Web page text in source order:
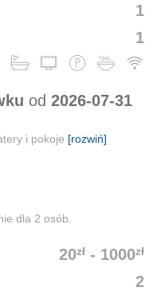
1
1
od 2026-07-31
i pokoje [rozwiń]
dla 2 osób.
20zł - 1000zł
2